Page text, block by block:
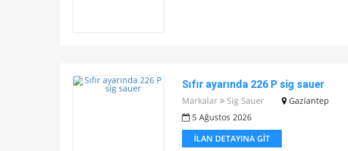
Sıfır ayarında 226 P sig sauer
Markalar Sig Sauer
Gaziantep
5 Ağustos 2026
İLAN DETAYINA GIT